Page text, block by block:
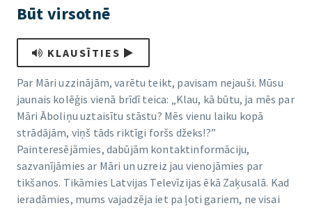
Būt virsotnē
KLAUSĪTIES
Par Māri uzzinājām, varētu teikt, pavisam nejauši. Mūsu
jaunais kolēģis vienā brīdī teica: „Klau, kā būtu, ja mēs par
Māri Āboliņu uztaisītu stāstu? Mēs vienu laiku kopā
strādājām, viņš tāds riktīgi foršs džeks!?”
Painteresējāmies, dabūjām kontaktinformāciju,
sazvanījāmies ar Māri un uzreiz jau vienojāmies par
tikšanos. Tikāmies Latvijas Televīzijas ēkā Zaķusalā. Kad
ieradāmies, mums vajadzēja iet pa ļoti gariem, ne visai